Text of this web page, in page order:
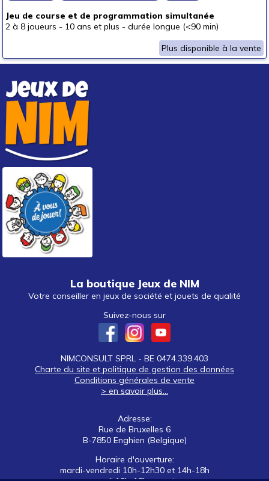
Jeu de course et de programmation simultanée
2 à 8 joueurs - 10 ans et plus - durée longue (<90 min)
Plus disponible à la vente
La boutique Jeux de NIM
Votre conseiller en jeux de société et jouets de qualité
Suivez-nous sur
NIMCONSULT SPRL - BE 0474.339.403
Charte du site et politique de gestion des données
Conditions générales de vente
> en savoir plus...
Adresse:
Rue de Bruxelles 6
B-7850 Enghien (Belgique)
Horaire d'ouverture:
mardi-vendredi 10h-12h30 et 14h-18h